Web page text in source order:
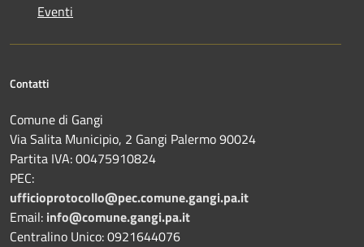
Eventi
Contatti
Comune di Gangi
Via Salita Municipio, 2 Gangi Palermo 90024
Partita IVA: 00475910824
PEC:
ufficioprotocollo@pec.comune.gangi.pa.it
Email: info@comune.gangi.pa.it
Centralino Unico: 0921644076